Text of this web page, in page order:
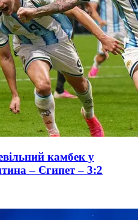
камбек у
– Єгипет – 3:2